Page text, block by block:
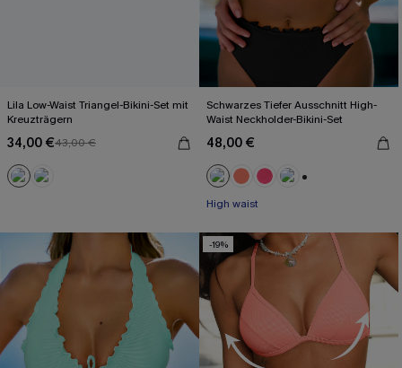
Lila Low-Waist Triangel-Bikini-Set mit
Kreuzträgern
34,00 €43,00 €
Schwarzes Tiefer Ausschnitt High-
Waist Neckholder-Bikini-Set
48,00 €
High waist
-19%